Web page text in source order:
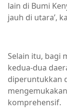
lain di Bumi
jauh di utara’,
Selain itu, bagi
kedua-dua
diperuntukkan
komprehensif.